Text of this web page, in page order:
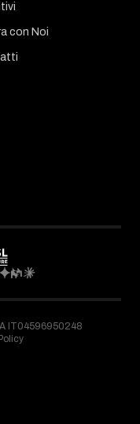
con Noi
IT04596950248